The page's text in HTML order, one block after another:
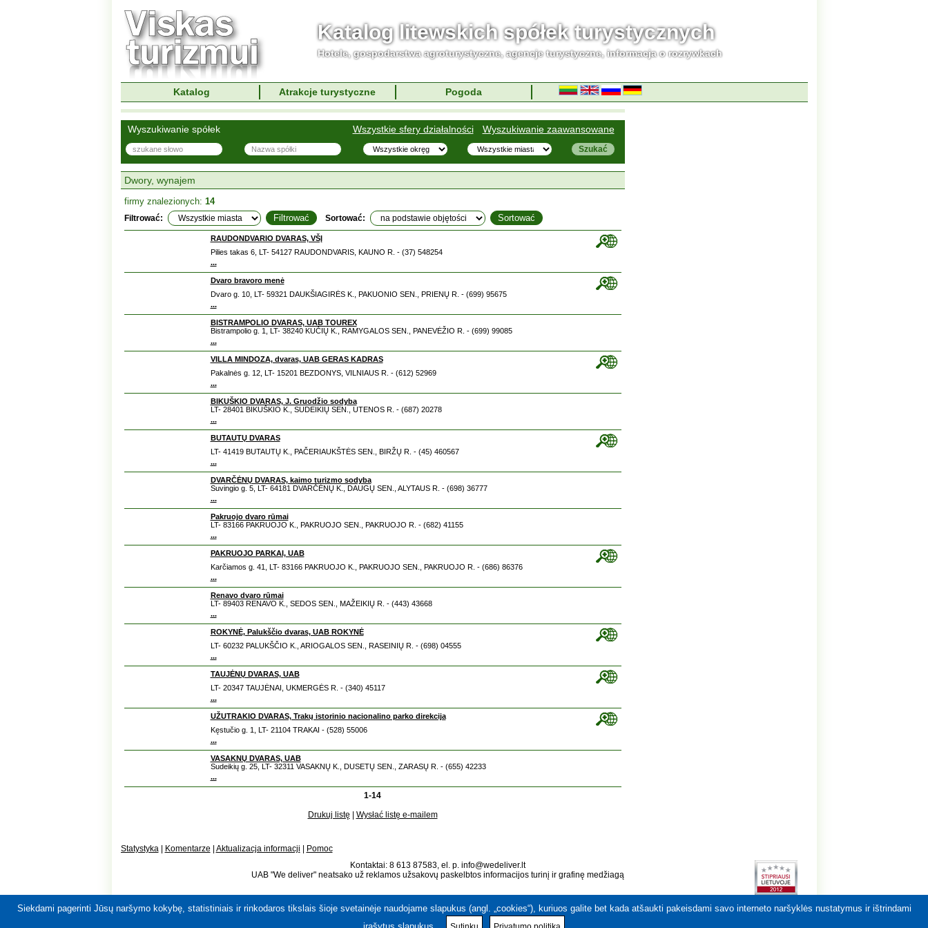
Katalog litewskich spółek turystycznych
Hotele, gospodarstwa agroturystyczne, agencje turystyczne, informacja o rozrywkach
Katalog Atrakcje turystyczne Pogoda
Wszystkie sfery działalności Wyszukiwanie zaawansowane
Wyszukiwanie spółek
Dwory, wynajem
firmy znalezionych: 14
Filtrować: Sortować:
RAUDONDVARIO DVARAS, VŠĮ
Pilies takas 6, LT- 54127 RAUDONDVARIS, KAUNO R. - (37) 548254
...
Dvaro bravoro menė
Dvaro g. 10, LT- 59321 DAUKŠIAGIRĖS K., PAKUONIO SEN., PRIENŲ R. - (699) 95675
...
BISTRAMPOLIO DVARAS, UAB TOUREX
Bistrampolio g. 1, LT- 38240 KUČIŲ K., RAMYGALOS SEN., PANEVĖŽIO R. - (699) 99085
...
VILLA MINDOZA, dvaras, UAB GERAS KADRAS
Pakalnės g. 12, LT- 15201 BEZDONYS, VILNIAUS R. - (612) 52969
...
BIKUŠKIO DVARAS, J. Gruodžio sodyba
LT- 28401 BIKUŠKIO K., SUDEIKIŲ SEN., UTENOS R. - (687) 20278
...
BUTAUTŲ DVARAS
LT- 41419 BUTAUTŲ K., PAČERIAUKŠTĖS SEN., BIRŽŲ R. - (45) 460567
...
DVARČĖNŲ DVARAS, kaimo turizmo sodyba
Suvingio g. 5, LT- 64181 DVARČĖNŲ K., DAUGŲ SEN., ALYTAUS R. - (698) 36777
...
Pakruojo dvaro rūmai
LT- 83166 PAKRUOJO K., PAKRUOJO SEN., PAKRUOJO R. - (682) 41155
...
PAKRUOJO PARKAI, UAB
Karčiamos g. 41, LT- 83166 PAKRUOJO K., PAKRUOJO SEN., PAKRUOJO R. - (686) 86376
...
Renavo dvaro rūmai
LT- 89403 RENAVO K., SEDOS SEN., MAŽEIKIŲ R. - (443) 43668
...
ROKYNĖ, Palukščio dvaras, UAB ROKYNĖ
LT- 60232 PALUKŠČIO K., ARIOGALOS SEN., RASEINIŲ R. - (698) 04555
...
TAUJĖNŲ DVARAS, UAB
LT- 20347 TAUJĖNAI, UKMERGĖS R. - (340) 45117
...
UŽUTRAKIO DVARAS, Trakų istorinio nacionalino parko direkcija
Kęstučio g. 1, LT- 21104 TRAKAI - (528) 55006
...
VASAKNŲ DVARAS, UAB
Sudeikių g. 25, LT- 32311 VASAKNŲ K., DUSETŲ SEN., ZARASŲ R. - (655) 42233
...
1-14
Drukuj listę
Wysłać listę e-mailem
Statystyka Komentarze Aktualizacja informacji
Pomoc
Kontaktai: 8 613 87583, el. p. info@wedeliver.lt
UAB "We deliver" neatsako už reklamos užsakovų paskelbtos informacijos turinį ir grafinę medžiagą
Siekdami pagerinti Jūsų naršymo kokybę, statistiniais ir rinkodaros tikslais šioje svetainėje naudojame slapukus (angl. „cookies“), kuriuos galite bet kada atšaukti pakeisdami savo interneto naršyklės nustatymus ir ištrindami